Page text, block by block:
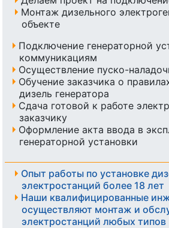
Монтаж дизельного
объекте
Подключение генераторной
коммуникациям
Осуществление пуско-
Обучение заказчика о
дизель генератора
Сдача готовой к работе
заказчику
Оформление акта ввода в
генераторной установки
Опыт работы по установке
электростанций более 18 лет
Наши квалифицированные
осуществляют монтаж и
электростанций любых типов